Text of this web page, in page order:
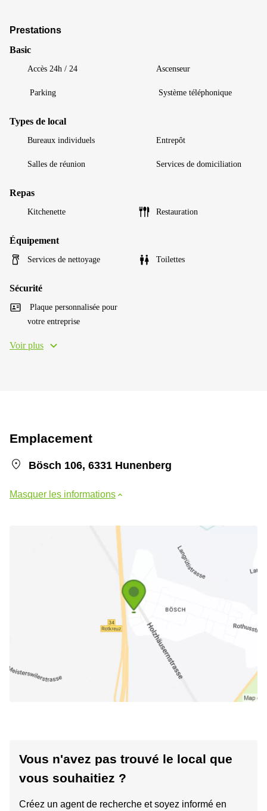
Prestations
Basic
Accès 24h / 24 Ascenseur
Parking Système téléphonique
Types de local
Bureaux individuels Entrepôt
Salles de réunion Services de domiciliation
Repas
Kitchenette Restauration
Équipement
Services de nettoyage Toilettes
Sécurité
Plaque personnalisée pour
votre entreprise
Voir plus
Emplacement
Bösch 106, 6331 Hunenberg
Masquer les informations
Vous n'avez pas trouvé le local que
vous souhaitiez ?
Créez un agent de recherche et soyez informé en